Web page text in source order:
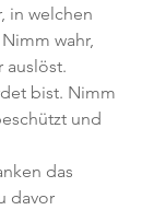
in welchen
wahr,
auslöst.
bist. Nimm
und
das
davor